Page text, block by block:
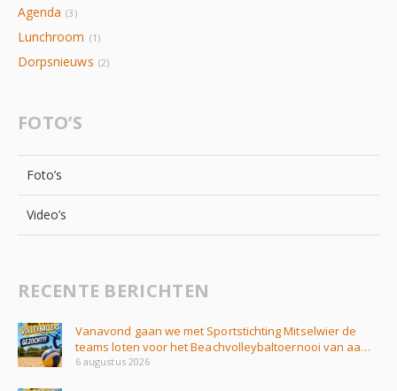
Agenda (3)
Lunchroom (1)
Dorpsnieuws (2)
FOTO’S
Foto’s
Video’s
RECENTE BERICHTEN
Vanavond gaan we met Sportstichting Mitselwier de
teams loten voor het Beachvolleybaltoernooi van aa…
6 augustus 2026